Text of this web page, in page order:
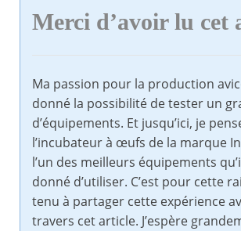
Merci d’avoir lu cet
Ma passion pour la production
donné la possibilité de tester un
d’équipements. Et jusqu’ici, je
l’incubateur à œufs de la marque
l’un des meilleurs équipements
donné d’utiliser. C’est pour cette
tenu à partager cette expérience
travers cet article. J’espère